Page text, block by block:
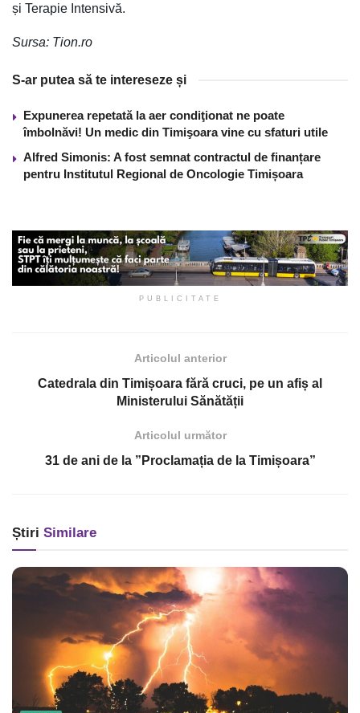
și Terapie Intensivă.
Sursa: Tion.ro
S-ar putea să te intereseze și
Expunerea repetată la aer condiţionat ne poate
îmbolnăvi! Un medic din Timişoara vine cu sfaturi utile
Alfred Simonis: A fost semnat contractul de finanțare
pentru Institutul Regional de Oncologie Timișoara
PUBLICITATE
Articolul anterior
Catedrala din Timișoara fără cruci, pe un afiș al
Ministerului Sănătății
Articolul următor
31 de ani de la ”Proclamația de la Timișoara”
Știri Similare